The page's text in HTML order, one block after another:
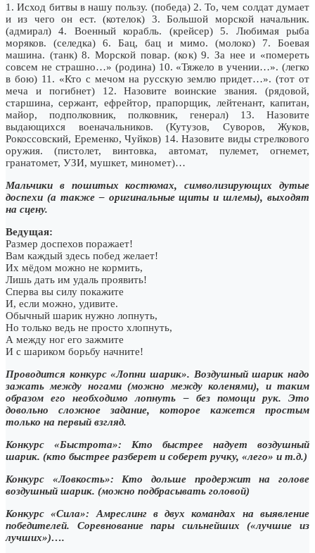
1. Исход битвы в нашу пользу. (победа) 2. То, чем солдат думает
и из чего он ест. (котелок) 3. Большой морской начальник.
(адмирал) 4. Военный корабль. (крейсер) 5. Любимая рыба
моряков. (селедка) 6. Бац, бац и мимо. (молоко) 7. Боевая
машина. (танк) 8. Морской повар. (кок) 9. За нее и «помереть
совсем не страшно…» (родина) 10. «Тяжело в учении…». (легко
в бою) 11. «Кто с мечом на русскую землю придет…». (тот от
меча и погибнет) 12. Назовите воинские звания. (рядовой,
старшина, сержант, ефрейтор, прапорщик, лейтенант, капитан,
майор, подполковник, полковник, генерал) 13. Назовите
выдающихся военачальников. (Кутузов, Суворов, Жуков,
Рокоссовский, Еременко, Чуйков) 14. Назовите виды стрелкового
оружия. (пистолет, винтовка, автомат, пулемет, огнемет,
гранатомет, УЗИ, мушкет, миномет)…
Мальчики в пошитых костюмах, символизирующих дутые
доспехи (а также – оригинальные щиты и шлемы), выходят
на сцену.
Ведущая:
Размер доспехов поражает!
Вам каждый здесь побед желает!
Их мёдом можно не кормить,
Лишь дать им удаль проявить!
Сперва вы силу покажите
И, если можно, удивите.
Обычный шарик нужно лопнуть,
Но только ведь не просто хлопнуть,
А между ног его зажмите
И с шариком борьбу начните!
Проводится конкурс «Лопни шарик». Воздушный шарик надо
зажать между ногами (можно между коленями), и таким
образом его необходимо лопнуть – без помощи рук. Это
довольно сложное задание, которое кажется простым
только на первый взгляд.
Конкурс «Быстрота»: Кто быстрее надует воздушный
шарик. (кто быстрее разберет и соберет ручку, «лего» и т.д.)
Конкурс «Ловкость»: Кто дольше продержит на голове
воздушный шарик. (можно подбрасывать головой)
Конкурс «Сила»: Амреслинг в двух командах на выявление
победителей. Соревнование пары сильнейших («лучшие из
лучших»)….